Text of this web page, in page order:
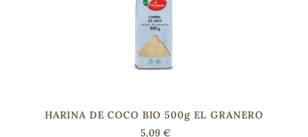
HARINA DE COCO BIO 500g EL GRANERO
5,09 €